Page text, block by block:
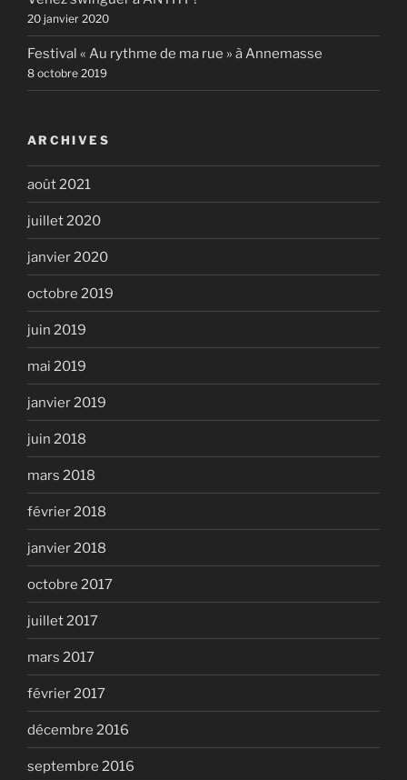
20 janvier 2020
Festival « Au rythme de ma rue » à Annemasse
8 octobre 2019
ARCHIVES
août 2021
juillet 2020
janvier 2020
octobre 2019
juin 2019
mai 2019
janvier 2019
juin 2018
mars 2018
février 2018
janvier 2018
octobre 2017
juillet 2017
mars 2017
février 2017
décembre 2016
septembre 2016